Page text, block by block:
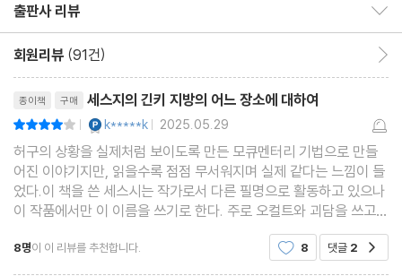
되며 일본 내 호러 붐을 견인하는 작품으로 큰 인기를 끌었다.
허구를 사실처럼 전달하는 페이크 다큐멘터리, 즉 모큐멘터리 기법
을 영리하게 활용한 『긴키 지방의 어느 장소에 대하여』는 “정보가
있으신 분은 연락 바랍니다. 긴키 지방의 어느 장소와 관련된 괴담을
수집하는 동안 무시무시한 사실을 알게 되었습니다”라는 문장을 앞
세워 실제로 벌어진 듯한 실종 사건의 실마리를 좇으며 시종일관 섬
뜩하면서도 긴박한 분위기를 이어간다. 이제까지 경험하지 못했던
색다른 호러, 그 이상의 오싹함을 원하는 독자라면 이 책을 열고 세
스지 월드에 입장하라. 잠들 수 없게 만들 극도의 공포가 당신을 기
출판사 리뷰
회원리뷰 (91건)
종이책 구매 세스지의 긴키 지방의 어느 장소에 대하여
| k*****k | 2025.05.29
허구의 상황을 실제처럼 보이도록 만든 모큐멘터리 기법으로 만들
어진 이야기지만, 읽을수록 점점 무서워지며 실제 같다는 느낌이 들
었다.이 책을 쓴 세스시는 작가로서 다른 필명으로 활동하고 있으나
이 작품에서만 이 이름을 쓰기로 한다. 주로 오컬트와 괴담을 쓰고
있고 호러 애호가 모임에서 만난 오자와로부터 연락을 받는다. 단발
성 잡지, 무크지, 별책 ㅇㅇㅇㅇ의 기사를 부탁받
8명이 이 리뷰를 추천합니다. 8 댓글 2